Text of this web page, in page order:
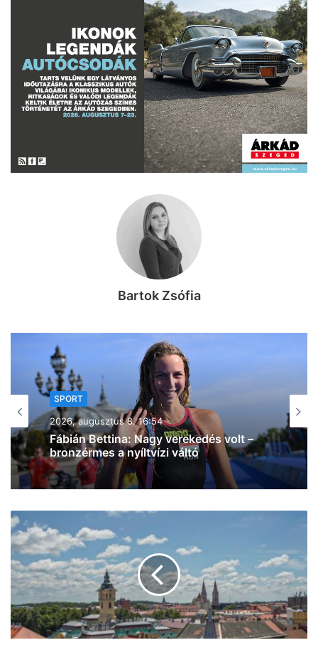
Bartok Zsófia
SPORT
2026, augusztus 8. 15:50
A háromszoros magyar bajnok
VIDEOTON FC – Fehérvár ellen lép
pályára ma délután a Szeged – Csanád
GA